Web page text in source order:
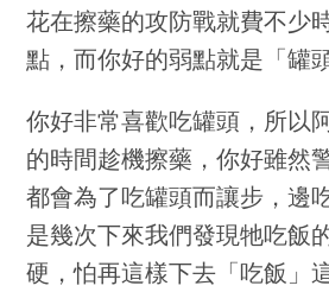
花在擦藥的攻防戰就費不少
點，而你好的弱點就是「罐
你好非常喜歡吃罐頭，所以
的時間趁機擦藥，你好雖然
都會為了吃罐頭而讓步，邊
是幾次下來我們發現牠吃飯
硬，怕再這樣下去「吃飯」